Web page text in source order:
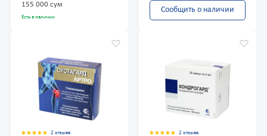
155 000 сум
Есть в наличии
Сообщить о наличии
2 отзыва 2 отзыва